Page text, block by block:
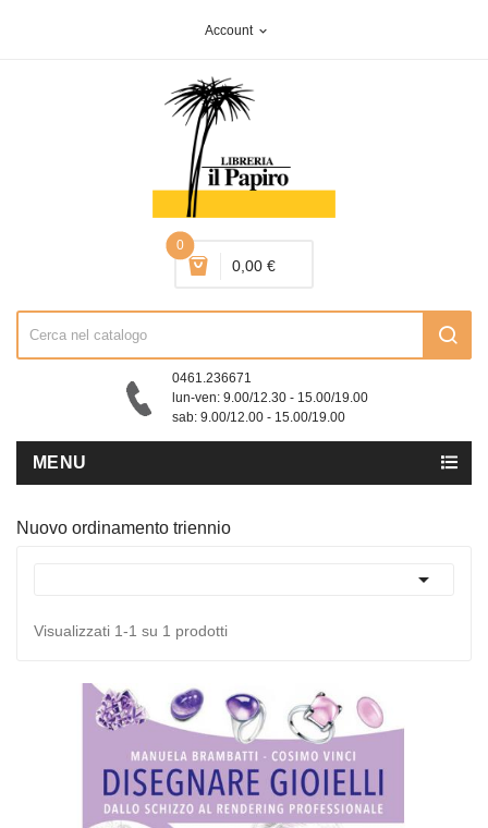
Account expand_more
0
0,00 €
0461.236671
lun-ven: 9.00/12.30 - 15.00/19.00
sab: 9.00/12.00 - 15.00/19.00
MENU
Nuovo ordinamento triennio

Visualizzati 1-1 su 1 prodotti